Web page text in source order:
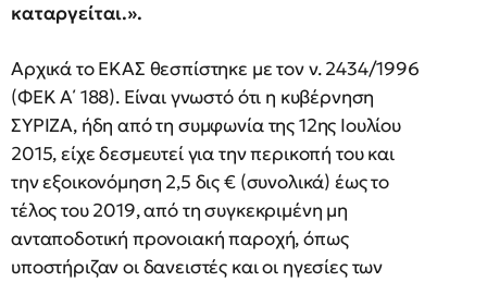
καταργείται.».
Αρχικά το ΕΚΑΣ θεσπίστηκε με τον ν. 2434/1996
(ΦΕΚ Α΄ 188). Είναι γνωστό ότι η κυβέρνηση
ΣΥΡΙΖΑ, ήδη από τη συμφωνία της 12ης Ιουλίου
2015, είχε δεσμευτεί για την περικοπή του και
την εξοικονόμηση 2,5 δις € (συνολικά) έως το
τέλος του 2019, από τη συγκεκριμένη μη
ανταποδοτική προνοιακή παροχή, όπως
υποστήριζαν οι δανειστές και οι ηγεσίες των